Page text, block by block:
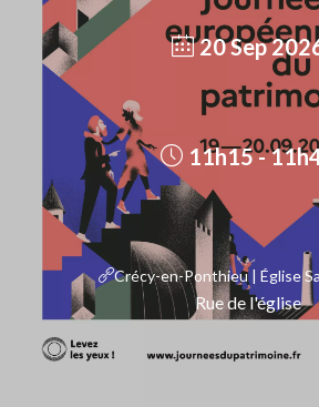
20 Sep
11h15 -
Crécy-en-Ponthieu | Église
Rue de l'église